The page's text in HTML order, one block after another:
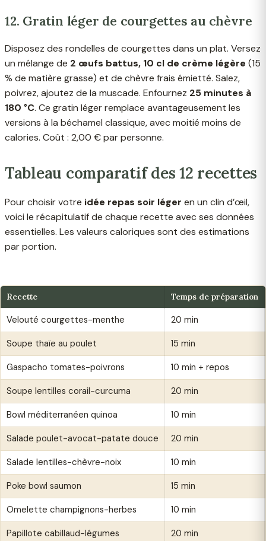
12. Gratin léger de courgettes au chèvre
Disposez des rondelles de courgettes dans un plat. Versez
un mélange de 2 œufs battus, 10 cl de crème légère (15
% de matière grasse) et de chèvre frais émietté. Salez,
poivrez, ajoutez de la muscade. Enfournez 25 minutes à
180 °C. Ce gratin léger remplace avantageusement les
versions à la béchamel classique, avec moitié moins de
calories. Coût : 2,00 € par personne.
Tableau comparatif des 12 recettes
Pour choisir votre idée repas soir léger en un clin d’œil,
voici le récapitulatif de chaque recette avec ses données
essentielles. Les valeurs caloriques sont des estimations
par portion.
Recette Temps de préparation
Velouté courgettes-menthe
20 min
Soupe thaïe au poulet
15 min
Gaspacho tomates-poivrons
10 min + repos
Soupe lentilles corail-curcuma
20 min
Bowl méditerranéen quinoa
10 min
Salade poulet-avocat-patate douce
20 min
Salade lentilles-chèvre-noix
10 min
Poke bowl saumon
15 min
Omelette champignons-herbes
10 min
Papillote cabillaud-légumes
20 min